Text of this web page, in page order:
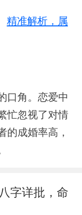
精准解析，属
口角。恋爱中
忙忽视了对情
的成婚率高，
字详批，命